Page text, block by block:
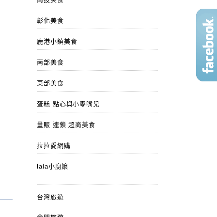
彰化美食
鹿港小鎮美食
南部美食
東部美食
蛋糕 點心與小零嘴兒
量販 連鎖 超商美食
拉拉愛網購
lala小廚娘
台灣旅遊